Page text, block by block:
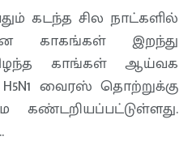
கடந்த சில நாட்களில்
காகங்கள் இறந்து
காங்கள் ஆய்வக
வைரஸ் தொற்றுக்கு
கண்டறியப்பட்டுள்ளது.